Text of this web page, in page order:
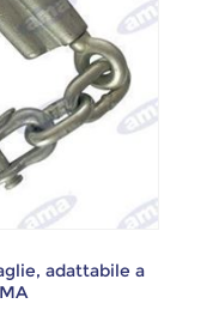
adattabile a